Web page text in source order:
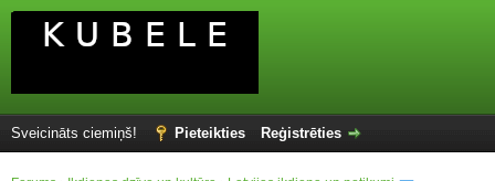
Sveicināts ciemiņš! Pieteikties Reģistrēties